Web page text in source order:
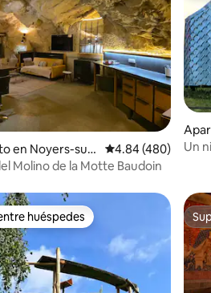
en Noyers-sur-
Calificación
4.84 (480)
Molino de la Motte Baudoin
r-
Un
huéspedes
huéspedes